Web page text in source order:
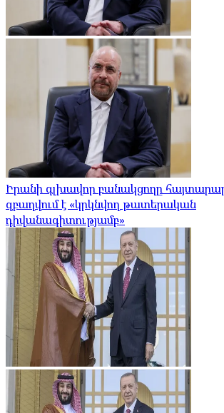
Իրանի գլխավոր բանակցողը
զբաղվում է «կրկնվող թատերական
դիվանագիտությամբ»